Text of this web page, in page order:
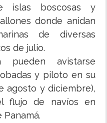
islas boscosas y
donde anidan
de diversas
de julio.
pueden avistarse
y piloto en su
agosto y diciembre),
flujo de navíos en
Panamá.